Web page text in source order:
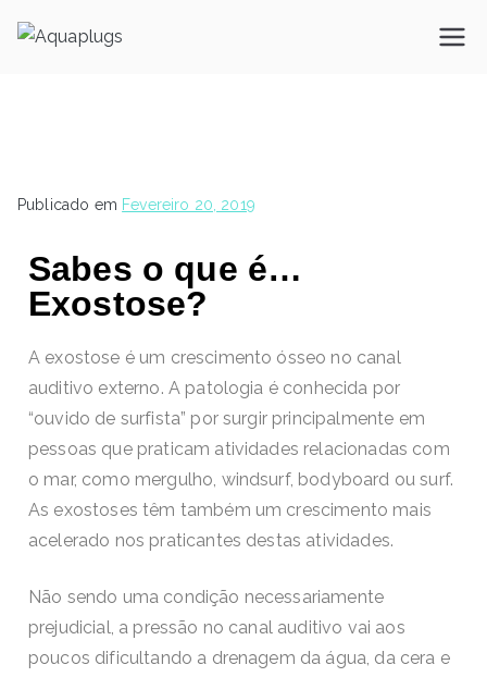
Publicado em Fevereiro 20, 2019
Sabes o que é…
Exostose?
A exostose é um crescimento ósseo no canal
auditivo externo. A patologia é conhecida por
“ouvido de surfista” por surgir principalmente em
pessoas que praticam atividades relacionadas com
o mar, como mergulho, windsurf, bodyboard ou surf.
As exostoses têm também um crescimento mais
acelerado nos praticantes destas atividades.
Não sendo uma condição necessariamente
prejudicial, a pressão no canal auditivo vai aos
poucos dificultando a drenagem da água, da cera e